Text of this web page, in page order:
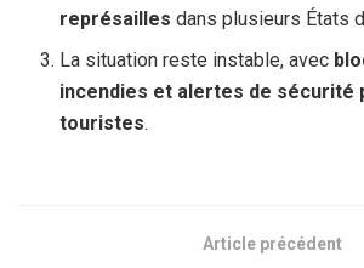
représailles dans plusieurs États
La situation reste instable, avec
incendies et alertes de sécurité
touristes.
Article précédent